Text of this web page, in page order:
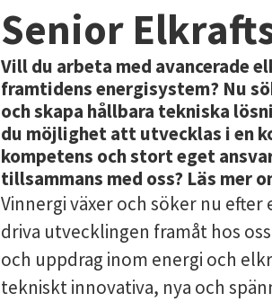
Senior
Vill du arbeta med avancerade
framtidens energisystem? Nu
och skapa hållbara tekniska
du möjlighet att utvecklas i en
kompetens och stort eget
tillsammans med oss? Läs mer
Vinnergi växer och söker nu
driva utvecklingen framåt hos
och uppdrag inom energi och
tekniskt innovativa, nya och